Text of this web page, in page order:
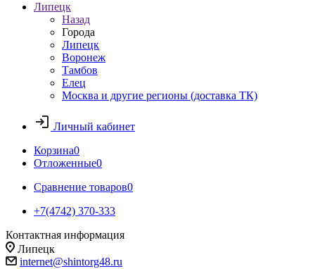
Липецк
Назад
Города
Липецк
Воронеж
Тамбов
Елец
Москва и другие регионы (доставка ТК)
Личный кабинет
Корзина0
Отложенные0
Сравнение товаров0
+7(4742) 370-333
Контактная информация
Липецк
internet@shintorg48.ru